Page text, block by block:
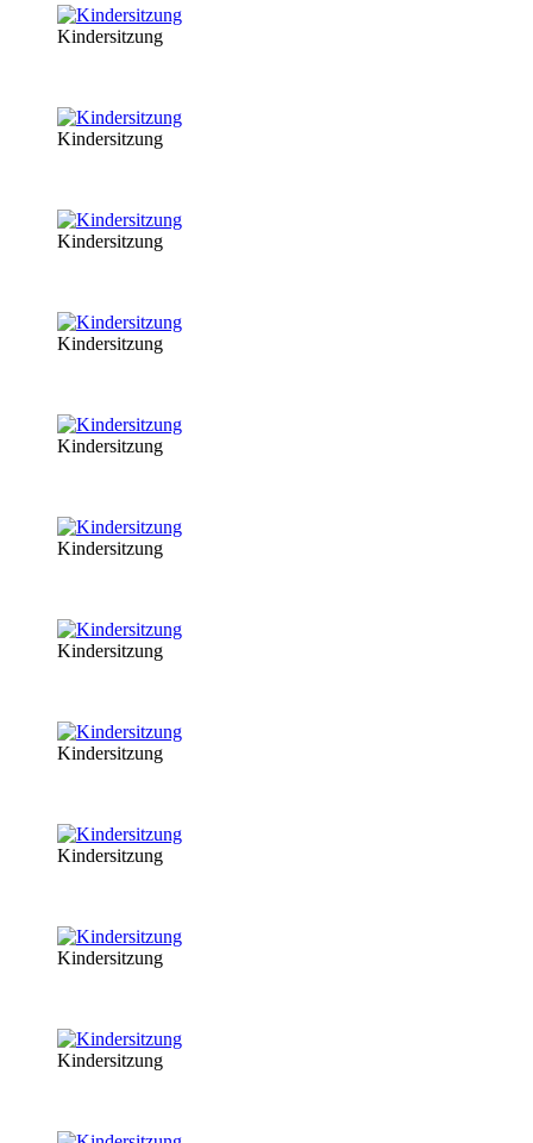
Kindersitzung
Kindersitzung
Kindersitzung
Kindersitzung
Kindersitzung
Kindersitzung
Kindersitzung
Kindersitzung
Kindersitzung
Kindersitzung
Kindersitzung